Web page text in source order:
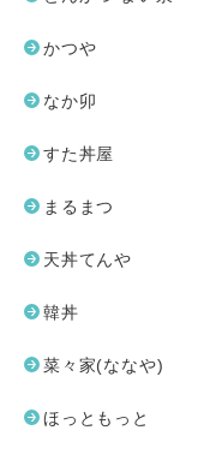
かつや
なか卯
すた丼屋
まるまつ
天丼てんや
韓丼
菜々家(ななや)
ほっともっと